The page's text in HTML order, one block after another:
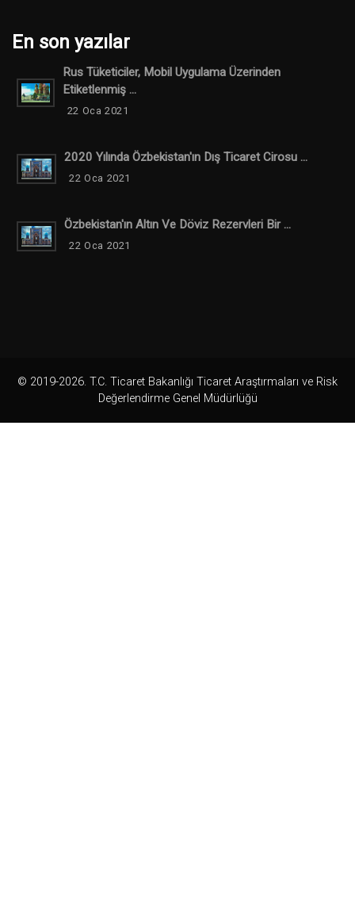
En son yazılar
Rus Tüketiciler, Mobil Uygulama Üzerinden
Etiketlenmiş ...
22 Oca 2021
2020 Yılında Özbekistan'ın Dış Ticaret Cirosu ...
22 Oca 2021
Özbekistan'ın Altın Ve Döviz Rezervleri Bir ...
22 Oca 2021
© 2019-2026. T.C. Ticaret Bakanlığı Ticaret Araştırmaları ve Risk
Değerlendirme Genel Müdürlüğü